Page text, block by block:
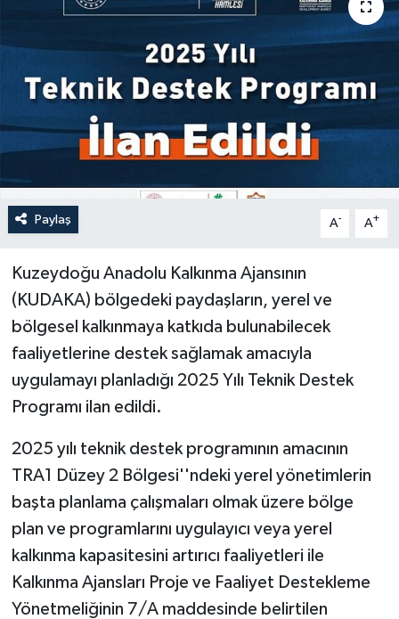
Paylaş A- A+
Kuzeydoğu Anadolu Kalkınma Ajansının
(KUDAKA) bölgedeki paydaşların, yerel ve
bölgesel kalkınmaya katkıda bulunabilecek
faaliyetlerine destek sağlamak amacıyla
uygulamayı planladığı 2025 Yılı Teknik Destek
Programı ilan edildi.
2025 yılı teknik destek programının amacının
TRA1 Düzey 2 Bölgesi''ndeki yerel yönetimlerin
başta planlama çalışmaları olmak üzere bölge
plan ve programlarını uygulayıcı veya yerel
kalkınma kapasitesini artırıcı faaliyetleri ile
Kalkınma Ajansları Proje ve Faaliyet Destekleme
Yönetmeliğinin 7/A maddesinde belirtilen